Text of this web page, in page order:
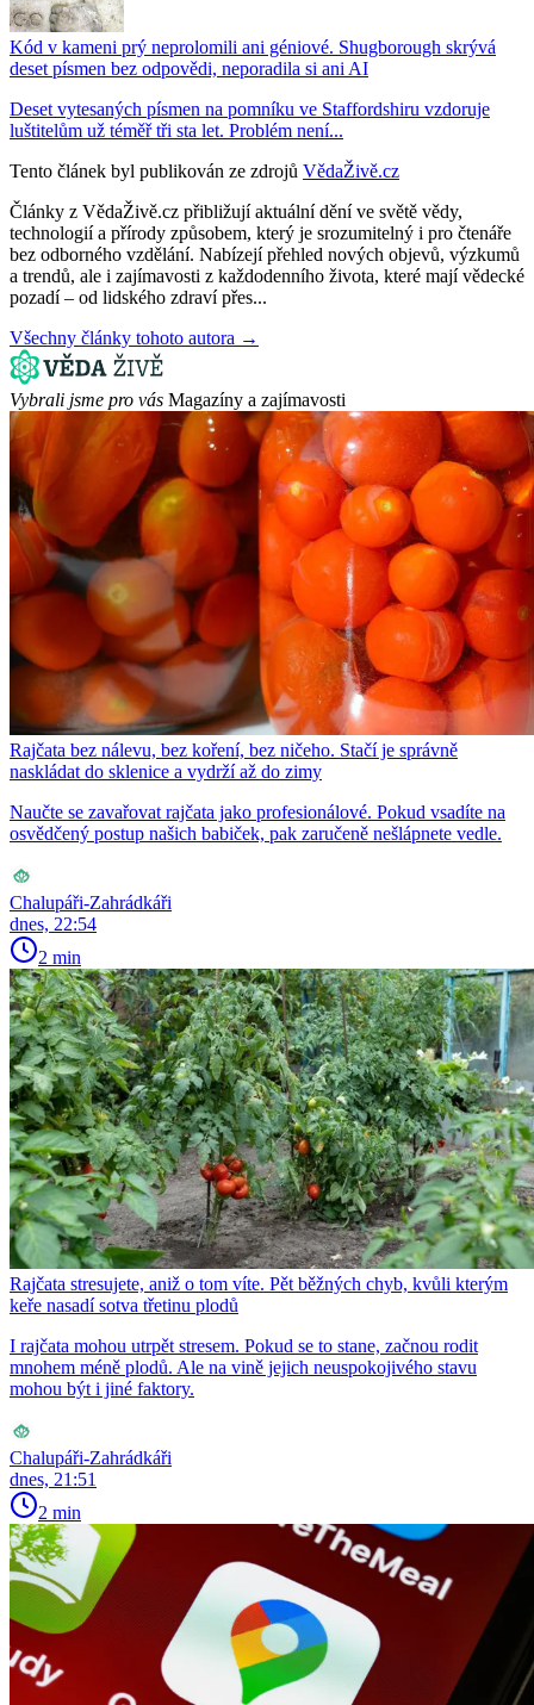
Kód v kameni prý neprolomili ani géniové. Shugborough skrývá
deset písmen bez odpovědi, neporadila si ani AI
Deset vytesaných písmen na pomníku ve Staffordshiru vzdoruje
luštitelům už téměř tři sta let. Problém není...
Tento článek byl publikován ze zdrojů VědaŽivě.cz
Články z VědaŽivě.cz přibližují aktuální dění ve světě vědy,
technologií a přírody způsobem, který je srozumitelný i pro čtenáře
bez odborného vzdělání. Nabízejí přehled nových objevů, výzkumů
a trendů, ale i zajímavosti z každodenního života, které mají vědecké
pozadí – od lidského zdraví přes...
Všechny články tohoto autora →
Vybrali jsme pro vás Magazíny a zajímavosti
Rajčata bez nálevu, bez koření, bez ničeho. Stačí je správně
naskládat do sklenice a vydrží až do zimy
Naučte se zavařovat rajčata jako profesionálové. Pokud vsadíte na
osvědčený postup našich babiček, pak zaručeně nešlápnete vedle.
Chalupáři-Zahrádkáři
dnes, 22:54
2 min
Rajčata stresujete, aniž o tom víte. Pět běžných chyb, kvůli kterým
keře nasadí sotva třetinu plodů
I rajčata mohou utrpět stresem. Pokud se to stane, začnou rodit
mnohem méně plodů. Ale na vině jejich neuspokojivého stavu
mohou být i jiné faktory.
Chalupáři-Zahrádkáři
dnes, 21:51
2 min